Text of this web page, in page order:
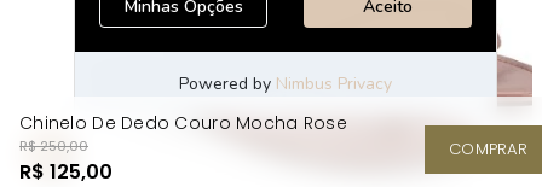
Chinelo De Dedo Couro Mocha Rose
R$ 250,00
R$ 125,00
COMPRAR